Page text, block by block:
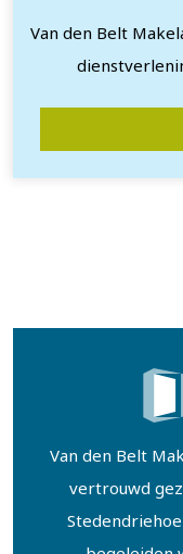
Van den Belt
Van den Belt
vertrouwd